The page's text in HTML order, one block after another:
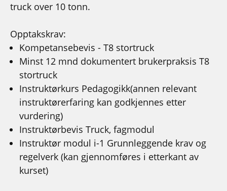
truck over 10 tonn.
Opptakskrav:
Kompetansebevis - T8 stortruck
Minst 12 mnd dokumentert brukerpraksis T8
stortruck
Instruktørkurs Pedagogikk(annen relevant
instruktørerfaring kan godkjennes etter
vurdering)
Instruktørbevis Truck, fagmodul
Instruktør modul i-1 Grunnleggende krav og
regelverk (kan gjennomføres i etterkant av
kurset)